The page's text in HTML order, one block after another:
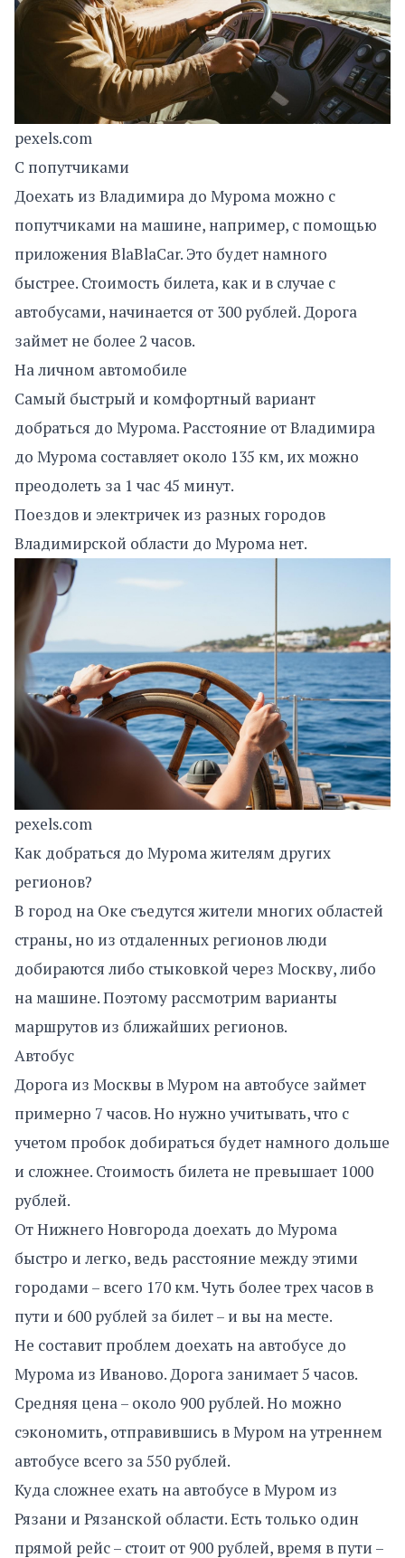
pexels.com
С попутчиками
Доехать из Владимира до Мурома можно с
попутчиками на машине, например, с помощью
приложения BlaBlaCar. Это будет намного
быстрее. Стоимость билета, как и в случае с
автобусами, начинается от 300 рублей. Дорога
займет не более 2 часов.
На личном автомобиле
Самый быстрый и комфортный вариант
добраться до Мурома. Расстояние от Владимира
до Мурома составляет около 135 км, их можно
преодолеть за 1 час 45 минут.
Поездов и электричек из разных городов
Владимирской области до Мурома нет.
pexels.com
Как добраться до Мурома жителям других
регионов?
В город на Оке съедутся жители многих областей
страны, но из отдаленных регионов люди
добираются либо стыковкой через Москву, либо
на машине. Поэтому рассмотрим варианты
маршрутов из ближайших регионов.
Автобус
Дорога из Москвы в Муром на автобусе займет
примерно 7 часов. Но нужно учитывать, что с
учетом пробок добираться будет намного дольше
и сложнее. Стоимость билета не превышает 1000
рублей.
От Нижнего Новгорода доехать до Мурома
быстро и легко, ведь расстояние между этими
городами – всего 170 км. Чуть более трех часов в
пути и 600 рублей за билет – и вы на месте.
Не составит проблем доехать на автобусе до
Мурома из Иваново. Дорога занимает 5 часов.
Средняя цена – около 900 рублей. Но можно
сэкономить, отправившись в Муром на утреннем
автобусе всего за 550 рублей.
Куда сложнее ехать на автобусе в Муром из
Рязани и Рязанской области. Есть только один
прямой рейс – стоит от 900 рублей, время в пути –